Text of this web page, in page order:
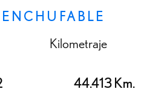
Kilometraje
44.413 Km.